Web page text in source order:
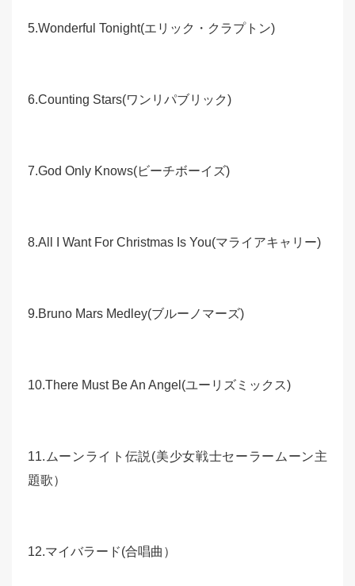
5.Wonderful Tonight(エリック・クラプトン)
6.Counting Stars(ワンリパブリック)
7.God Only Knows(ビーチボーイズ)
8.All I Want For Christmas Is You(マライアキャリー)
9.Bruno Mars Medley(ブルーノマーズ)
10.There Must Be An Angel(ユーリズミックス)
11.ムーンライト伝説(美少女戦士セーラームーン主
題歌）
12.マイバラード(合唱曲）